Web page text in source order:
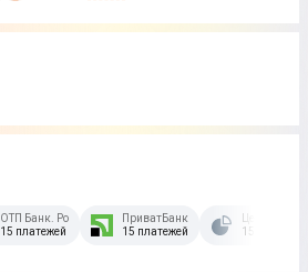
ОТП Банк. Розстрочка Скибочка.
15 платежей
ПриватБанк
15 платежей
15 платежей